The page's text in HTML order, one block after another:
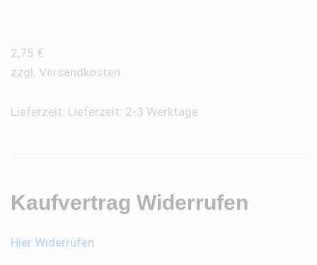
2,75 €
zzgl. Versandkosten
Lieferzeit: Lieferzeit: 2-3 Werktage
Kaufvertrag Widerrufen
Hier Widerrufen